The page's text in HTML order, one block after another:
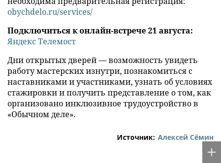
obychdelo.ru/services/
Подключиться к онлайн-встрече 21 августа:
Яндекс Телемост
Дни открытых дверей — возможность увидеть
работу мастерских изнутри, познакомиться с
наставниками и участниками, узнать об условиях
стажировки и получить представление о том, как
организовано инклюзивное трудоустройство в
«Обычном деле».
Источник: Алексей Сёмин